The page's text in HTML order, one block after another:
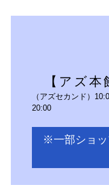
【アズ
（アズセカンド）
20:00
※一部ショッ